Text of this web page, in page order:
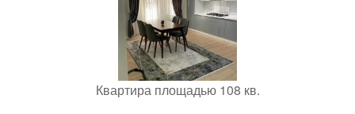
Квартира площадью 108 кв.